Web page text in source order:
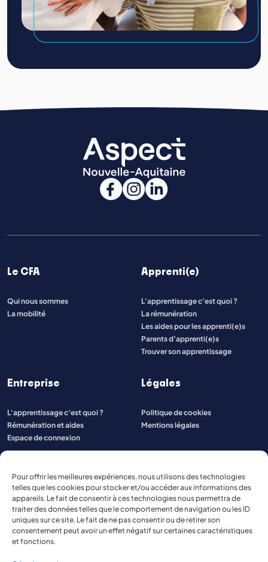
Pour offrir les meilleures expériences, nous utilisons des technologies
telles que les cookies pour stocker et/ou accéder aux informations des
appareils. Le fait de consentir à ces technologies nous permettra de
traiter des données telles que le comportement de navigation ou les ID
uniques sur ce site. Le fait de ne pas consentir ou de retirer son
consentement peut avoir un effet négatif sur certaines caractéristiques
et fonctions.
Le CFA
Qui nous sommes
La mobilité
Apprenti(e)
L'apprentissage c'est quoi ?
La rémunération
Les aides pour les apprenti(e)s
Parents d’apprenti(e)s
Trouver son apprentissage
Entreprise
L'apprentissage c'est quoi ?
Rémunération et aides
Espace de connexion
Légales
Politique de cookies
Mentions légales